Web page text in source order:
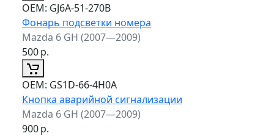
ОЕМ: GJ6A-51-270B
Фонарь подсветки номера
Mazda 6 GH (2007—2009)
500р.
ОЕМ: GS1D-66-4H0A
Кнопка аварийной сигнализации
Mazda 6 GH (2007—2009)
900р.